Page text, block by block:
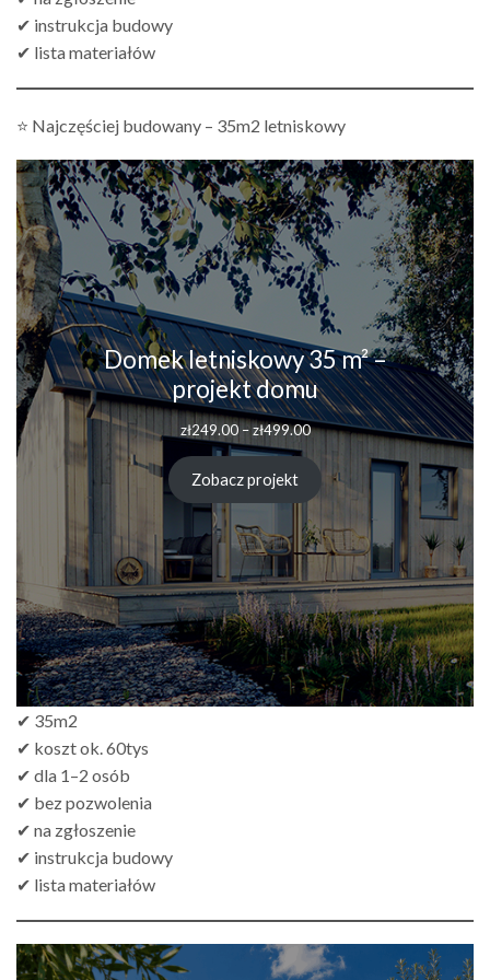
✔ instrukcja budowy
✔ lista materiałów
⭐ Najczęściej budowany – 35m2 letniskowy
Domek letniskowy 35 m² –
projekt domu
zł249.00 – zł499.00Zakres
od
zł249.00
do
zł499.00
Zobacz projekt
✔ 35m2
✔ koszt ok. 60tys
✔ dla 1–2 osób
✔ bez pozwolenia
✔ na zgłoszenie
✔ instrukcja budowy
✔ lista materiałów